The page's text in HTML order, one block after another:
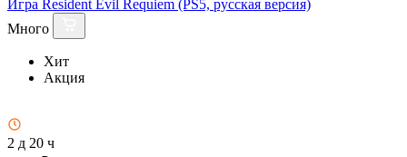
Игра Resident Evil Requiem (PS5, русская версия)
Много
Хит
Акция
2 д 20 ч